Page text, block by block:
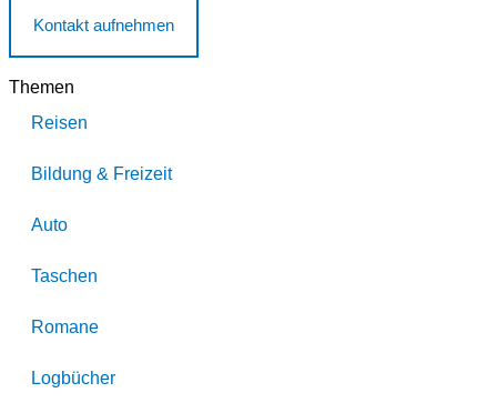
Kontakt aufnehmen
Themen
Reisen
Bildung & Freizeit
Auto
Taschen
Romane
Logbücher